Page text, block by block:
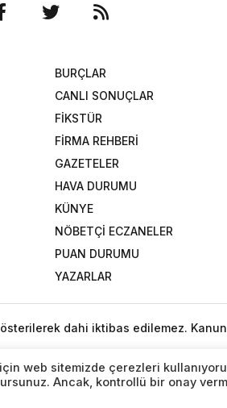
BURÇLAR
CANLI SONUÇLAR
FİKSTÜR
FİRMA REHBERİ
GAZETELER
HAVA DURUMU
KÜNYE
NÖBETÇİ ECZANELER
PUAN DURUMU
YAZARLAR
dahi iktibas edilemez.
web sitemizde çerezleri
Ancak, kontrollü bir onay